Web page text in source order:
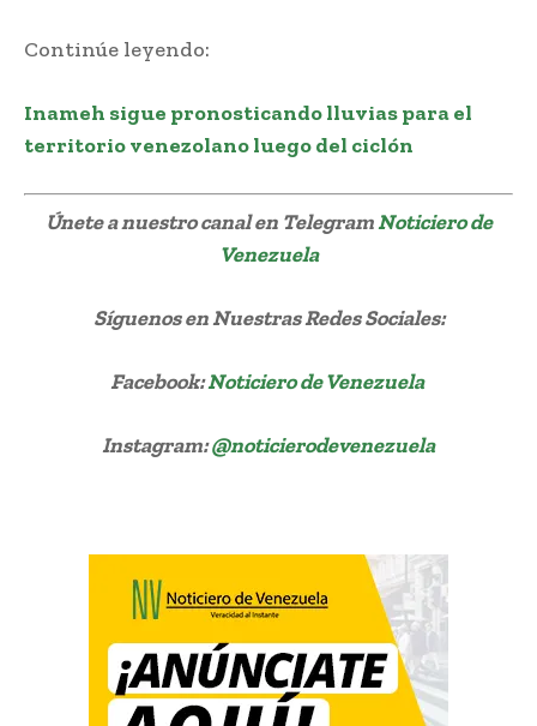
Continúe leyendo:
Inameh sigue pronosticando lluvias para el
territorio venezolano luego del ciclón
Únete a nuestro canal en TelegramNoticiero de
Venezuela
Síguenosen Nuestras Redes Sociales:
Facebook:Noticiero de Venezuela
Instagram:@noticierodevenezuela